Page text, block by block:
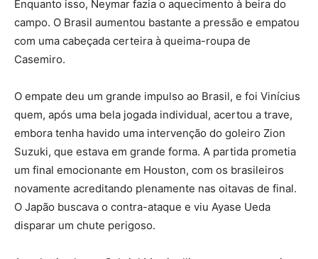
Enquanto isso, Neymar fazia o aquecimento à beira do
campo. O Brasil aumentou bastante a pressão e empatou
com uma cabeçada certeira à queima-roupa de
Casemiro.
O empate deu um grande impulso ao Brasil, e foi Vinícius
quem, após uma bela jogada individual, acertou a trave,
embora tenha havido uma intervenção do goleiro Zion
Suzuki, que estava em grande forma. A partida prometia
um final emocionante em Houston, com os brasileiros
novamente acreditando plenamente nas oitavas de final.
O Japão buscava o contra-ataque e viu Ayase Ueda
disparar um chute perigoso.